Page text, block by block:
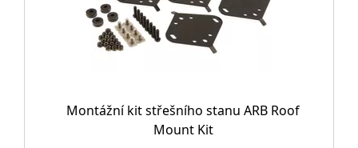
Montážní kit střešního stanu ARB Roof
Mount Kit